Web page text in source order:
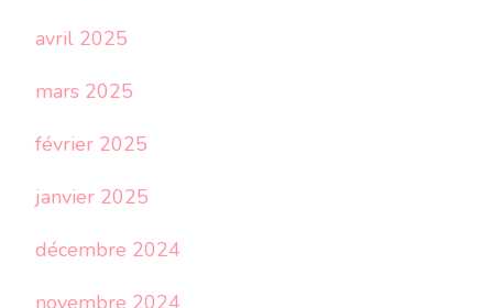
avril 2025
mars 2025
février 2025
janvier 2025
décembre 2024
novembre 2024